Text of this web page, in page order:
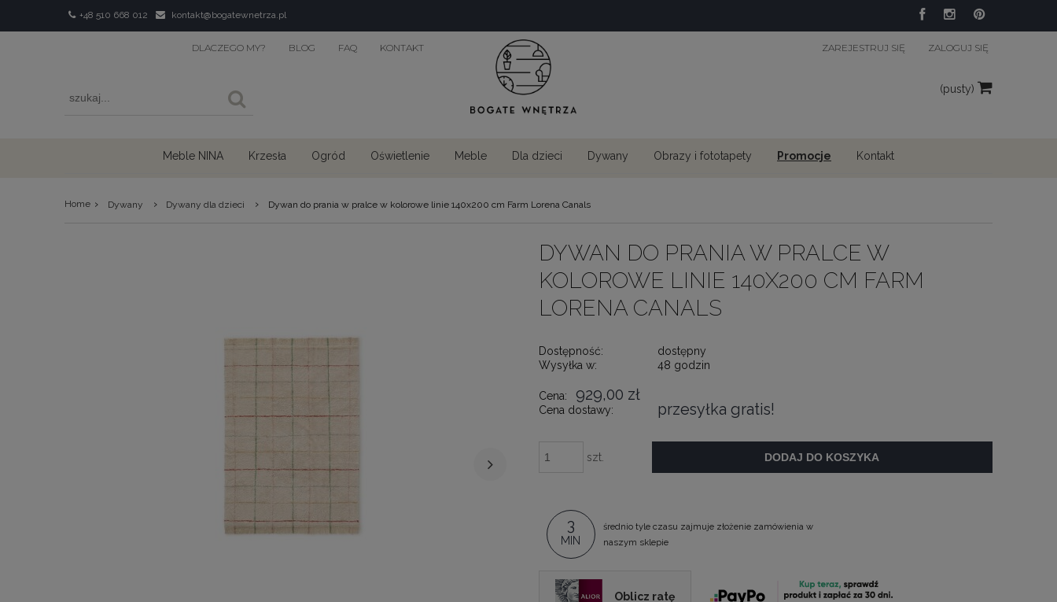
+48 510 668 012 kontakt@bogatewnetrza.pl
DLACZEGO MY? BLOG FAQ KONTAKT ZAREJESTRUJ SIĘ ZALOGUJ SIĘ
(pusty)
Meble NINA Krzesła Ogród Oświetlenie Meble Dla dzieci Dywany Obrazy i fototapety Promocje Kontakt
Home › Dywany › Dywany dla dzieci › Dywan do prania w pralce w kolorowe linie 140x200 cm Farm Lorena Canals
DYWAN DO PRANIA W PRALCE W
KOLOROWE LINIE 140X200 CM FARM
LORENA CANALS
Dostępność:
dostępny
Wysyłka w:
48 godzin
Cena: 929,00 zł
Cena dostawy: przesyłka gratis!
szt. DODAJ DO KOSZYKA
3
MIN
średnio tyle czasu zajmuje złożenie zamówienia w
naszym sklepie
Oblicz ratę